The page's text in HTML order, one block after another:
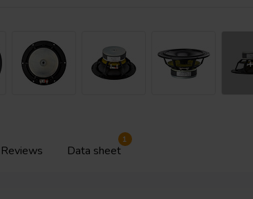
Reviews Data sheet
1